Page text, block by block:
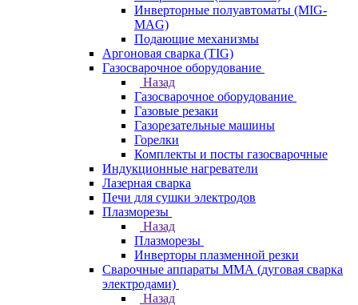
Инверторные полуавтоматы (MIG-
MAG)
Подающие механизмы
Аргоновая сварка (TIG)
Газосварочное оборудование
Назад
Газосварочное оборудование
Газовые резаки
Газорезательные машины
Горелки
Комплекты и посты газосварочные
Индукционные нагреватели
Лазерная сварка
Печи для сушки электродов
Плазморезы
Назад
Плазморезы
Инверторы плазменной резки
Сварочные аппараты ММА (дуговая сварка
электродами)
Назад